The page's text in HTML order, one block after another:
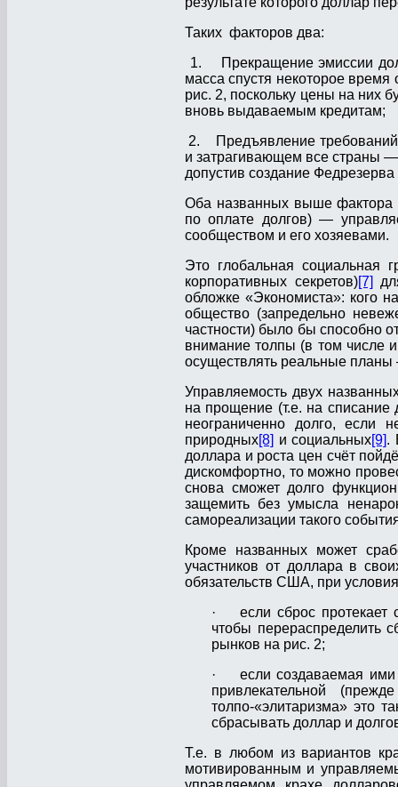
Таких факторов два:
1. Прекращение эмиссии
масса спустя некоторое
рис. 2, поскольку цены на них
вновь выдаваемым кредитам;
2. Предъявление требований
и затрагивающем все страны
допустив создание
Оба названных выше фактора
по оплате долгов) —
сообществом и его хозяевами.
Это глобальная социальная
корпоративных секретов)[7]
обложке «Экономиста»: кого
общество (запредельно
частности) было бы способно
внимание толпы (в том числе
осуществлять реальные планы
Управляемость двух
на прощение (т.е. на списание
неограниченно долго, если
природных[8] и социальных[9].
доллара и роста цен счёт
дискомфортно, то можно
снова сможет долго
защемить без умысла
самореализации такого
Кроме названных может
участников от доллара в
обязательств США, при
· если сброс протекает
чтобы перераспределить
рынков на рис. 2;
· если создаваемая ими
привлекательной
толпо-«элитаризма» это
сбрасывать доллар и
Т.е. в любом из вариантов
мотивированным и